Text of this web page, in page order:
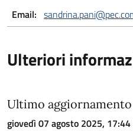
Email:
Ulteriori
Ultimo aggiornamento
giovedì 07 agosto 2025, 17:44